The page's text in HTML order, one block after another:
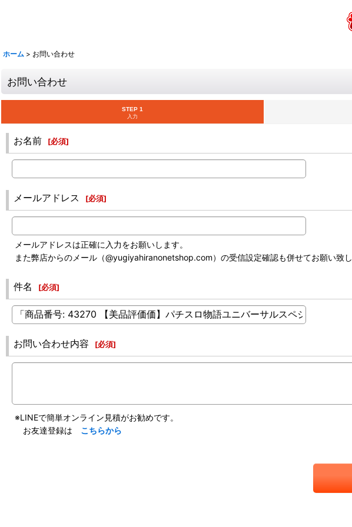
ホーム > お問い合わせ
お問い合わせ
STEP 1
入力
お名前 [必須]
メールアドレス [必須]
メールアドレスは正確に入力をお願いします。
また弊店からのメール（@yugiyahiranonetshop.com）の受信設定確認も併せてお願い致し
件名 [必須]
お問い合わせ内容 [必須]
※LINEで簡単オンライン見積がお勧めです。
お友達登録は こちらから